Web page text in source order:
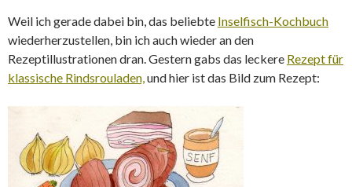
Weil ich gerade dabei bin, das beliebte Inselfisch-Kochbuch
wiederherzustellen, bin ich auch wieder an den
Rezeptillustrationen dran. Gestern gabs das leckere Rezept für
klassische Rindsrouladen,und hier ist das Bild zum Rezept: